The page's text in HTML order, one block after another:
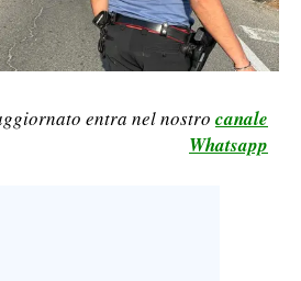
entra nel nostro canale
Whatsapp